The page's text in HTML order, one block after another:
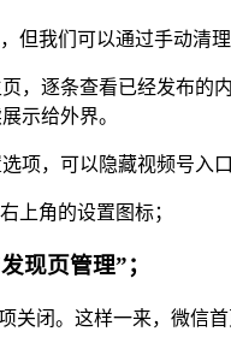
但我们可以通过手动清
，逐条查看已经发布的
示给外界。
项，可以隐藏视频号入
上角的设置图标；
现页管理”；
关闭。这样一来，微信